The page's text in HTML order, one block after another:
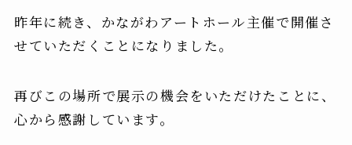
昨年に続き、かながわアートホール主催で開催さ
せていただくことになりました。
再びこの場所で展示の機会をいただけたことに、
心から感謝しています。